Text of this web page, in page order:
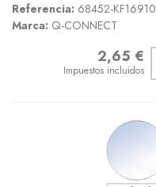
Referencia: 68452-KF16910
Marca: Q-CONNECT
2,65 €
Impuestos incluidos